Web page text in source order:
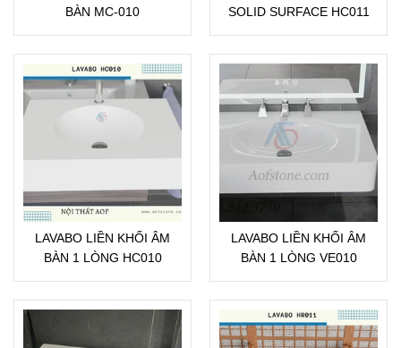
BÀN MC-010
SOLID SURFACE HC011
LAVABO LIỀN KHỐI ÂM
BÀN 1 LÒNG HC010
LAVABO LIỀN KHỐI ÂM
BÀN 1 LÒNG VE010